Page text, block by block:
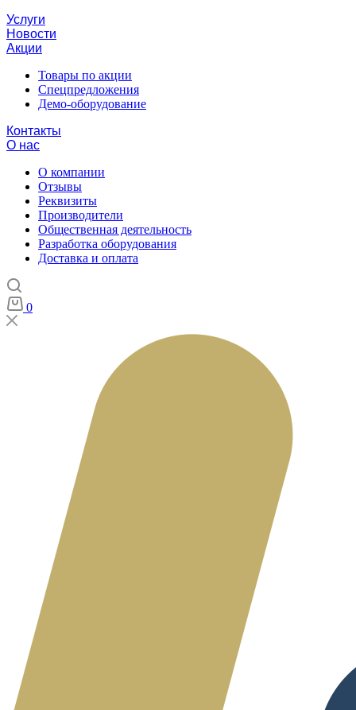
Услуги
Новости
Акции
Товары по акции
Спецпредложения
Демо-оборудование
Контакты
О нас
О компании
Отзывы
Реквизиты
Производители
Общественная деятельность
Разработка оборудования
Доставка и оплата
0